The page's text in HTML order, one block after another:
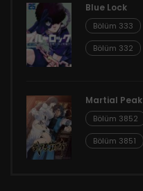
Blue Lock
Bölüm 333
Bölüm 332
Martial Peak
Bölüm 3852
Bölüm 3851